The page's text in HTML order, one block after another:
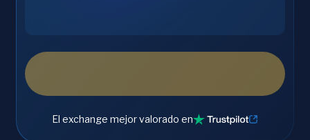
El exchange mejor valorado en